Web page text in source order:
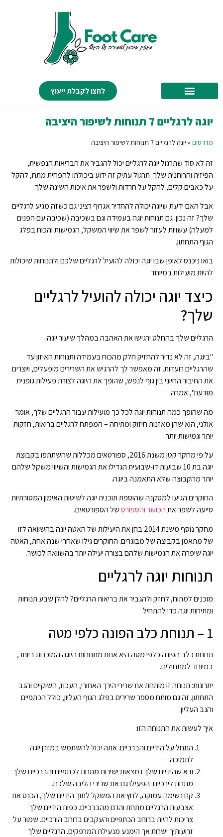
לחצו לקבלת ייעוץ
יוגה לרגליים 7 תנוחות לשיפור היציבה
מדרסים» יוגה לרגליים 7 תנוחות לשיפור היציבה
זה לא סוד שתרגול יוגה לרגליים יכול להגביר את הבריאות הנפשית,
הפיזית והרוחנית שלך. תרגול עתיק זה ידוע ביכולתו להפחית מתח, להקל
על כאבים קלים, להקל על חרדות ולשפר את איכות השינה שלך.
אבל האם ידעת שיוגה יכולה להחדיר אגרוף רציני גם כשזה מגיע לרגליים
שלך? זה נכון: גם תנוחות יוגה בעמידה וגם בשכיבה (שכיבה עם הפנים
למעלה) עשויות לעזור לשפר את שיווי המשקל, הגמישות והכוח בפלג
הגוף התחתון.
בואו ניכנס לאופן שבו יוגה יכולה להועיל לרגליים שלכם ולתנוחות שיכולות
להיות מועילות במיוחד
כיצד יוגה יכולה להועיל לרגליים
שלך?
הרגליים שלך בהחלט ירגישו את האהבה במהלך שיעור יוגה.
"ביוגה, זה לא נדיר להחזיק חלק מהכוח בעמידה ותנוחות האיזון עד
שהרגליים רועדות. זה מאפשר לך להרגיש את השרירים מופעלים, ויוצרים
את החיבור החיוני בין גוף לנפש, שהופך את היוגה לצורת פעילות גופנית
מודעת", אמרה.
מה שהופך כמה תנוחות יוגה לכל כך מועילות עבור הרגליים שלך, אומר
אולני, הוא שהן מאזנות חיזוק ומתיחה – המפתח לרגליים בריאות, חזקות
יותר וגמישות יותר.
על פי מחקר קטן משנת 2016, ספורטאים מכללות שהשתתפו בקבוצת
יוגה בת 10 שבועות דו-שבועית הגדילו את הגמישות והשיווי משקל שלהם
יותר מהקבוצה שלא התאמנה ביוגה.
החוקרים הגיעו למסקנה שהוספת תוכנית יוגה לשיטות האימון המסורתיות
סייעה לשפר אתהכושר והספורטשל הספורטאים.
מחקר נוסף משנת 2014 בחן את היעילות של האטה יוגה בהשוואה לזו
של מתאמן בקבוצה של מבוגרים. החוקרים גילו שאחרי שנה אחת, האטה
יוגה שיפרה את הגמישות שלהם בצורה יעילה יותר בהשוואה לכושר.
תנוחות יוגה לרגליים
מוכנים למתוח, לחזק ולהגביר את בריאות הרגליים? להלן שבע תנוחות
ומתיחות יוגה כדי להתחיל.
1 – תנוחת כלב הפונה כלפי מטה
תנוחת כלב הפונה כלפי מטה היא אחת מתנוחות היוגה המוכרות ביותר,
במיוחד למתחילים.
יתרונות: תנוחה זו מותחת את שרירי הירך האחורי, העכוז, השוקיים והגב
התחתון. זה גם מותח מספר שרירים בפלג הגוף העליון, כולל הכתפיים
והגב העליון.
איך לעשות את התנוחה הזו:
התחל על הידיים והברכיים. אתה יכול להשתמש במזרן יוגה
לתמיכה.
ודא שהידיים שלך נמצאות ישירות מתחת לכתפיים והברכיים שלך
מתחת לירכיים. הפעילו גם את שרירי הליבה שלכם.
קח נשימה עמוקה, לחץ את המשקל לתוך הידיים שלך, הכנס את
אצבעות הרגליים מתחת והרם מהברכיים. כפות הידיים שלך
צריכות להיות ברוחב הכתפיים והעקבים ברוחב הירכיים. שמור על
זרועותיך ישרות אך הימנע מנעילת המרפקים. הרגליים שלך